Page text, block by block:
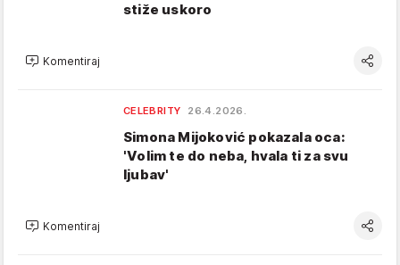
stiže uskoro
Komentiraj
CELEBRITY 26.4.2026.
Simona Mijoković pokazala oca:
'Volim te do neba, hvala ti za svu
ljubav'
Komentiraj